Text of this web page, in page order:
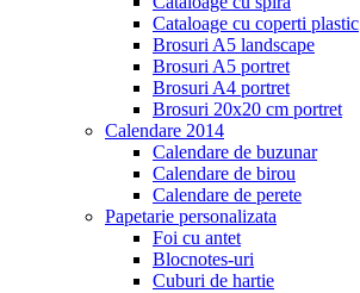
Cataloage cu coperti plastic
Brosuri A5 landscape
Brosuri A5 portret
Brosuri A4 portret
Brosuri 20x20 cm portret
Calendare 2014
Calendare de buzunar
Calendare de birou
Calendare de perete
Papetarie personalizata
Foi cu antet
Blocnotes-uri
Cuburi de hartie